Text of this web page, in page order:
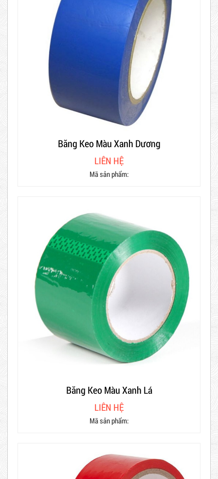
Băng Keo Màu Xanh Dương
LIÊN HỆ
Mã sản phẩm:
Băng Keo Màu Xanh Lá
LIÊN HỆ
Mã sản phẩm: